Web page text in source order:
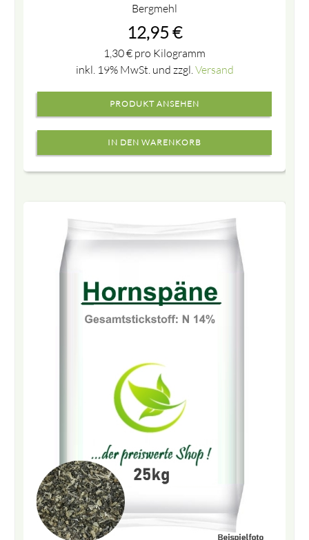
Bergmehl
12,95 €
1,30€ pro Kilogramm
inkl. 19% MwSt. und zzgl.Versand
PRODUKT ANSEHEN